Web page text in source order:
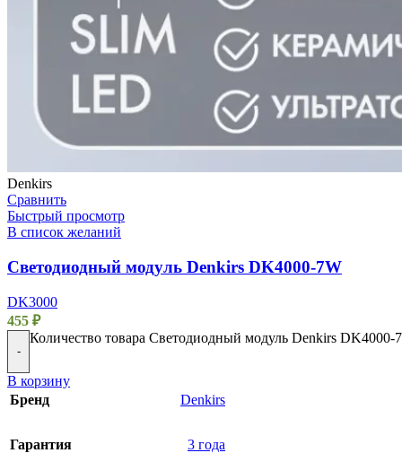
Denkirs
Сравнить
Быстрый просмотр
В список желаний
Светодиодный модуль Denkirs DK4000-7W
DK3000
455 ₽
-
Количество товара Светодиодный модуль Denkirs DK4000-
В корзину
Бренд
Denkirs
Гарантия 3 года